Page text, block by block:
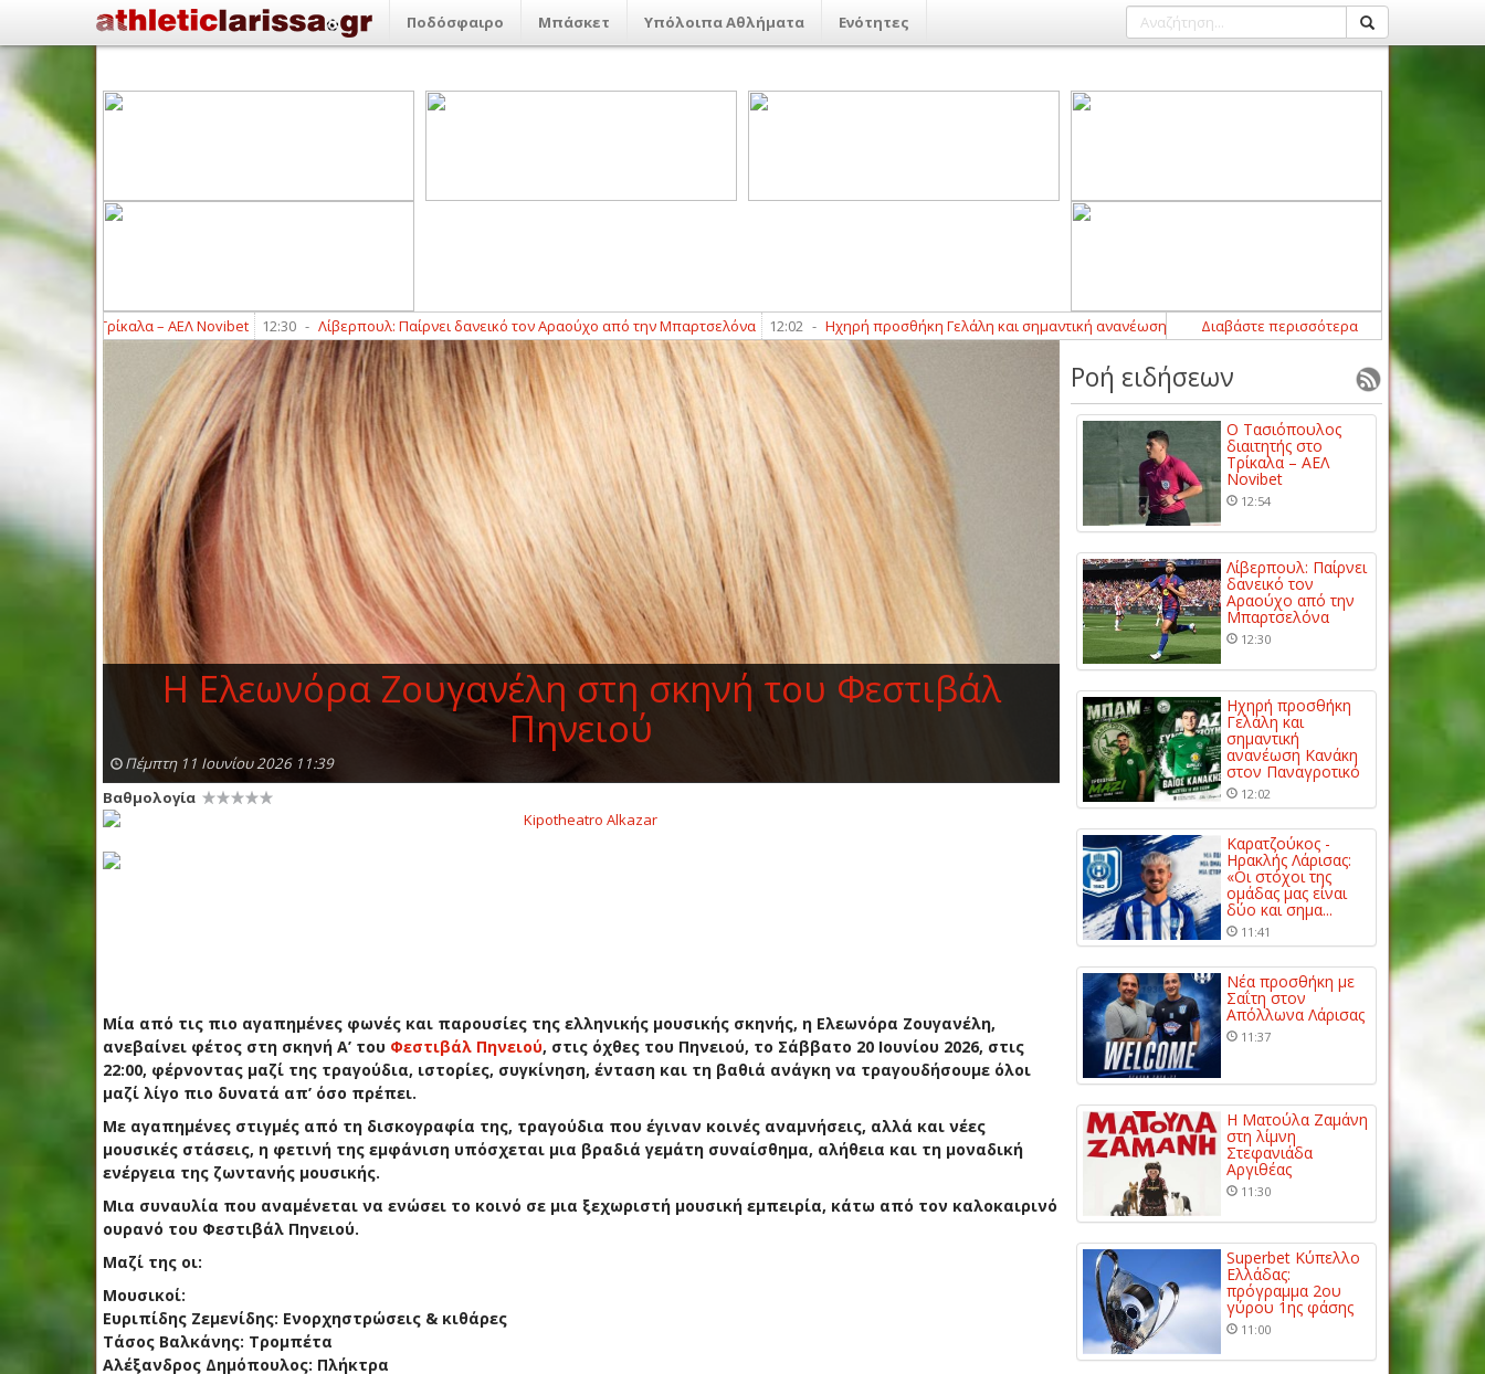
Ποδόσφαιρο Μπάσκετ Υπόλοιπα Αθλήματα Ενότητες
στο Τρίκαλα – ΑΕΛ Novibet 12:30 - Λίβερπουλ: Παίρνει δανεικό τον Αραούχο από την Μπαρτσελόνα 12:02 - Ηχηρή προσθήκη Γελάλη και σημαντική ανανέωση Κανάκη στον Παναγροτικό 11:41 - Καρατζούκος -
Διαβάστε περισσότερα
Η Ελεωνόρα Ζουγανέλη στη σκηνή του Φεστιβάλ
Πηνειού
Πέμπτη 11 Ιουνίου 2026 11:39
Βαθμολογία
Μία από τις πιο αγαπημένες φωνές και παρουσίες της ελληνικής μουσικής σκηνής, η Ελεωνόρα Ζουγανέλη,
ανεβαίνει φέτος στη σκηνή Α’ του Φεστιβάλ Πηνειού, στις όχθες του Πηνειού, το Σάββατο 20 Ιουνίου 2026, στις
22:00, φέρνοντας μαζί της τραγούδια, ιστορίες, συγκίνηση, ένταση και τη βαθιά ανάγκη να τραγουδήσουμε όλοι
μαζί λίγο πιο δυνατά απ’ όσο πρέπει.
Με αγαπημένες στιγμές από τη δισκογραφία της, τραγούδια που έγιναν κοινές αναμνήσεις, αλλά και νέες
μουσικές στάσεις, η φετινή της εμφάνιση υπόσχεται μια βραδιά γεμάτη συναίσθημα, αλήθεια και τη μοναδική
ενέργεια της ζωντανής μουσικής.
Μια συναυλία που αναμένεται να ενώσει το κοινό σε μια ξεχωριστή μουσική εμπειρία, κάτω από τον καλοκαιρινό
ουρανό του Φεστιβάλ Πηνειού.
Μαζί της οι:
Μουσικοί:
Ευριπίδης Ζεμενίδης: Ενορχηστρώσεις & κιθάρες
Τάσος Βαλκάνης: Τρομπέτα
Αλέξανδρος Δημόπουλος: Πλήκτρα
Ροή ειδήσεων
Ο Τασιόπουλος
διαιτητής στο
Τρίκαλα – ΑΕΛ
Novibet
12:54
Λίβερπουλ: Παίρνει
δανεικό τον
Αραούχο από την
Μπαρτσελόνα
12:30
Ηχηρή προσθήκη
Γελάλη και
σημαντική
ανανέωση Κανάκη
στον Παναγροτικό
12:02
Καρατζούκος -
Ηρακλής Λάρισας:
«Οι στόχοι της
ομάδας μας είναι
δύο και σημα...
11:41
Νέα προσθήκη με
Σαΐτη στον
Απόλλωνα Λάρισας
11:37
Η Ματούλα Ζαμάνη
στη λίμνη
Στεφανιάδα
Αργιθέας
11:30
Superbet Κύπελλο
Ελλάδας:
πρόγραμμα 2ου
γύρου 1ης φάσης
11:00